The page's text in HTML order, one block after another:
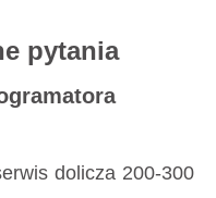
pytania
dolicza 200-300